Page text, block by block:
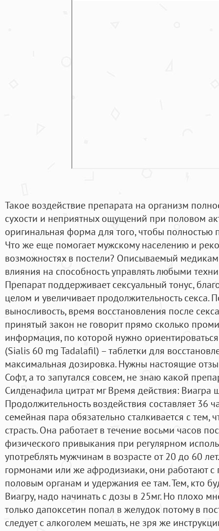
Такое воздействие препарата на организм
сухости и неприятных ощущений при половом
оригинальная форма для того, чтобы полностью
Что же еще помогает мужскому населению и
возможностях в постели? Описываемый
влияния на способность управлять любыми
Препарат поддерживает сексуальный тонус,
целом и увеличивает продолжительность секса.
выносливость, время восстановления после
принятый закон не говорит прямо сколько
информация, по которой нужно
(Sialis 60 mg Tadalafil) – таблетки для
максимальная дозировка. Нужны настоящие
Софт, а то запутался совсем, не знаю какой
Силденафила цитрат мг Время действия: Виагра
Продолжительность воздействия составляет 36
семейная пара обязательно сталкивается с тем,
страсть. Она работает в течение восьми часов
физического привыкания при регулярном
употреблять мужчинам в возрасте от 20 до 60
гормонами или же афродизиаки, они работают
половым органам и удержания ее там. Тем, кто
Виагру, надо начинать с дозы в 25мг. Но плохо
только дапоксетин попал в желудок потому в
следует с алкоголем мешать, не зря же